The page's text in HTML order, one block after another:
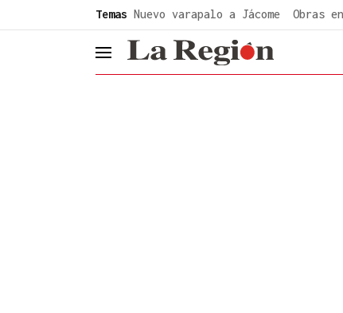
Temas Nuevo varapalo a Jácome Obras
header.menu.open